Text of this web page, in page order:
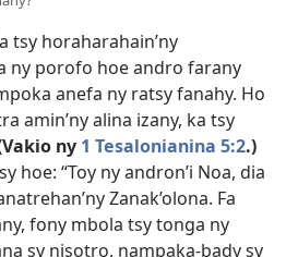
tsy horaharahain’ny
ny porofo hoe andro farany
anefa ny ratsy fanahy. Ho
amin’ny alina izany, ka tsy
ny 1 Tesalonianina 5:2.)
hoe: “Toy ny andron’i Noa, dia
Zanak’olona. Fa
fony mbola tsy tonga ny
sy nisotro, nampaka-bady sy